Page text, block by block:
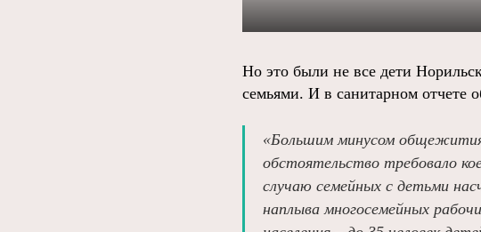
Но это были не все дети
семьями. И в санитарном отчете
«Большим минусом
обстоятельство требовало
случаю семейных с детьми
наплыва многосемейных